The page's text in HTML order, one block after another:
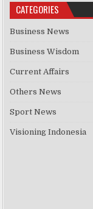
CATEGORIES
Business News
Business Wisdom
Current Affairs
Others News
Sport News
Visioning Indonesia